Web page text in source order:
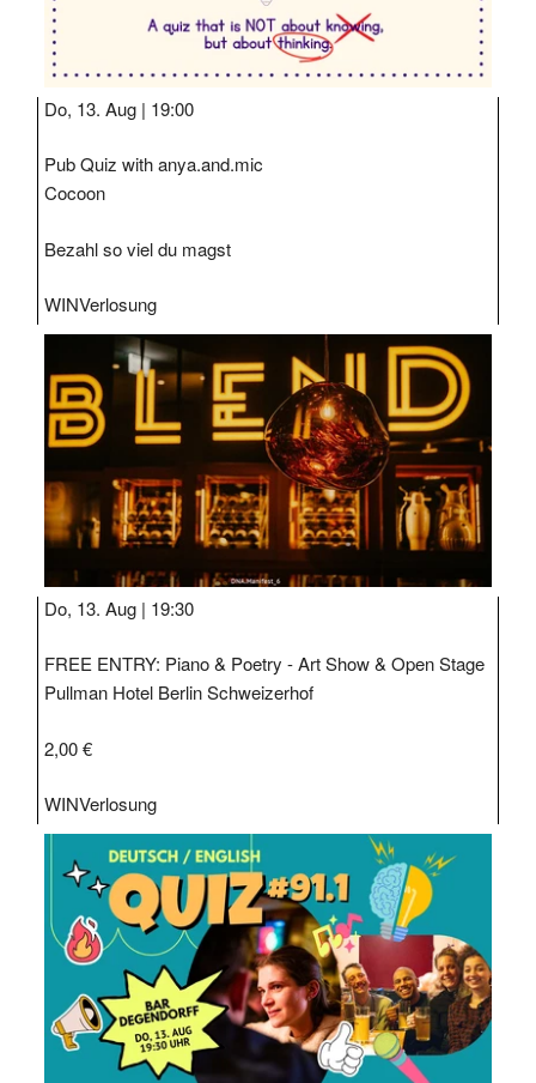
Do, 13. Aug | 19:00
Pub Quiz with anya.and.mic
Cocoon
Bezahl so viel du magst
WINVerlosung
Do, 13. Aug | 19:30
FREE ENTRY: Piano & Poetry - Art Show & Open Stage
Pullman Hotel Berlin Schweizerhof
2,00 €
WINVerlosung